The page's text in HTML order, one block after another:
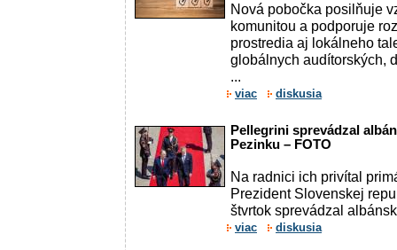
Nová pobočka posilňuje
komunitou a podporuje
prostredia aj lokálneho
globálnych audítorských,
...
viac diskusia
Pellegrini sprevádzal
Pezinku – FOTO
Na radnici ich privítal
Prezident Slovenskej
štvrtok sprevádzal
viac diskusia